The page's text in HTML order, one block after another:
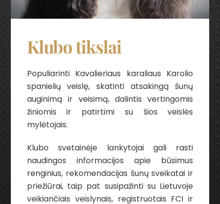
Klubo tikslai
Populiarinti Kavalieriaus karaliaus Karolio
spanielių veislę, skatinti atsakingą šunų
auginimą ir veisimą, dalintis vertingomis
žiniomis ir patirtimi su šios veislės
mylėtojais.
Klubo svetainėje lankytojai gali rasti
naudingos informacijos apie būsimus
renginius, rekomendacijas šunų sveikatai ir
priežiūrai, taip pat susipažinti su Lietuvoje
veikiančiais veislynais, registruotais FCI ir